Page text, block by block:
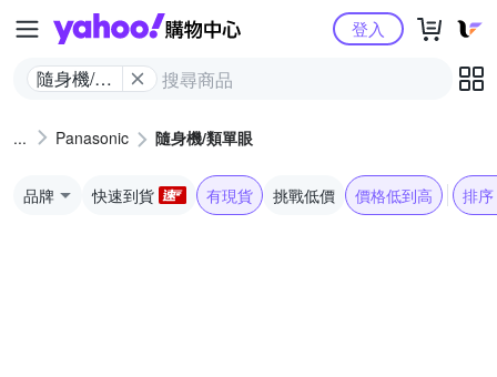
Yahoo購物中心
隨身機/類
登入
Panasonic 隨身機/類單眼
品牌 快速到貨 有現貨 挑戰低價 價格低到高 排序